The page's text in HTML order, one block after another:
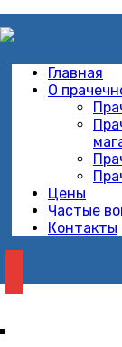
Главная
О
Цены
Частые
Контакты